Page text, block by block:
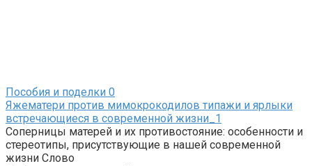
Пособия и поделки 0
Яжематери против мимокрокодилов типажи и ярлыки
встречающиеся в современной жизни_1
Соперницы матерей и их противостояние: особенности и
стереотипы, присутствующие в нашей современной
жизни Слово